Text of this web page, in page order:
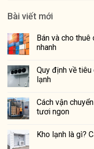
Bài viết mới
Bán và cho
nhanh
Quy định về
lạnh
Cách vận
tươi ngon
Kho lạnh là gì?